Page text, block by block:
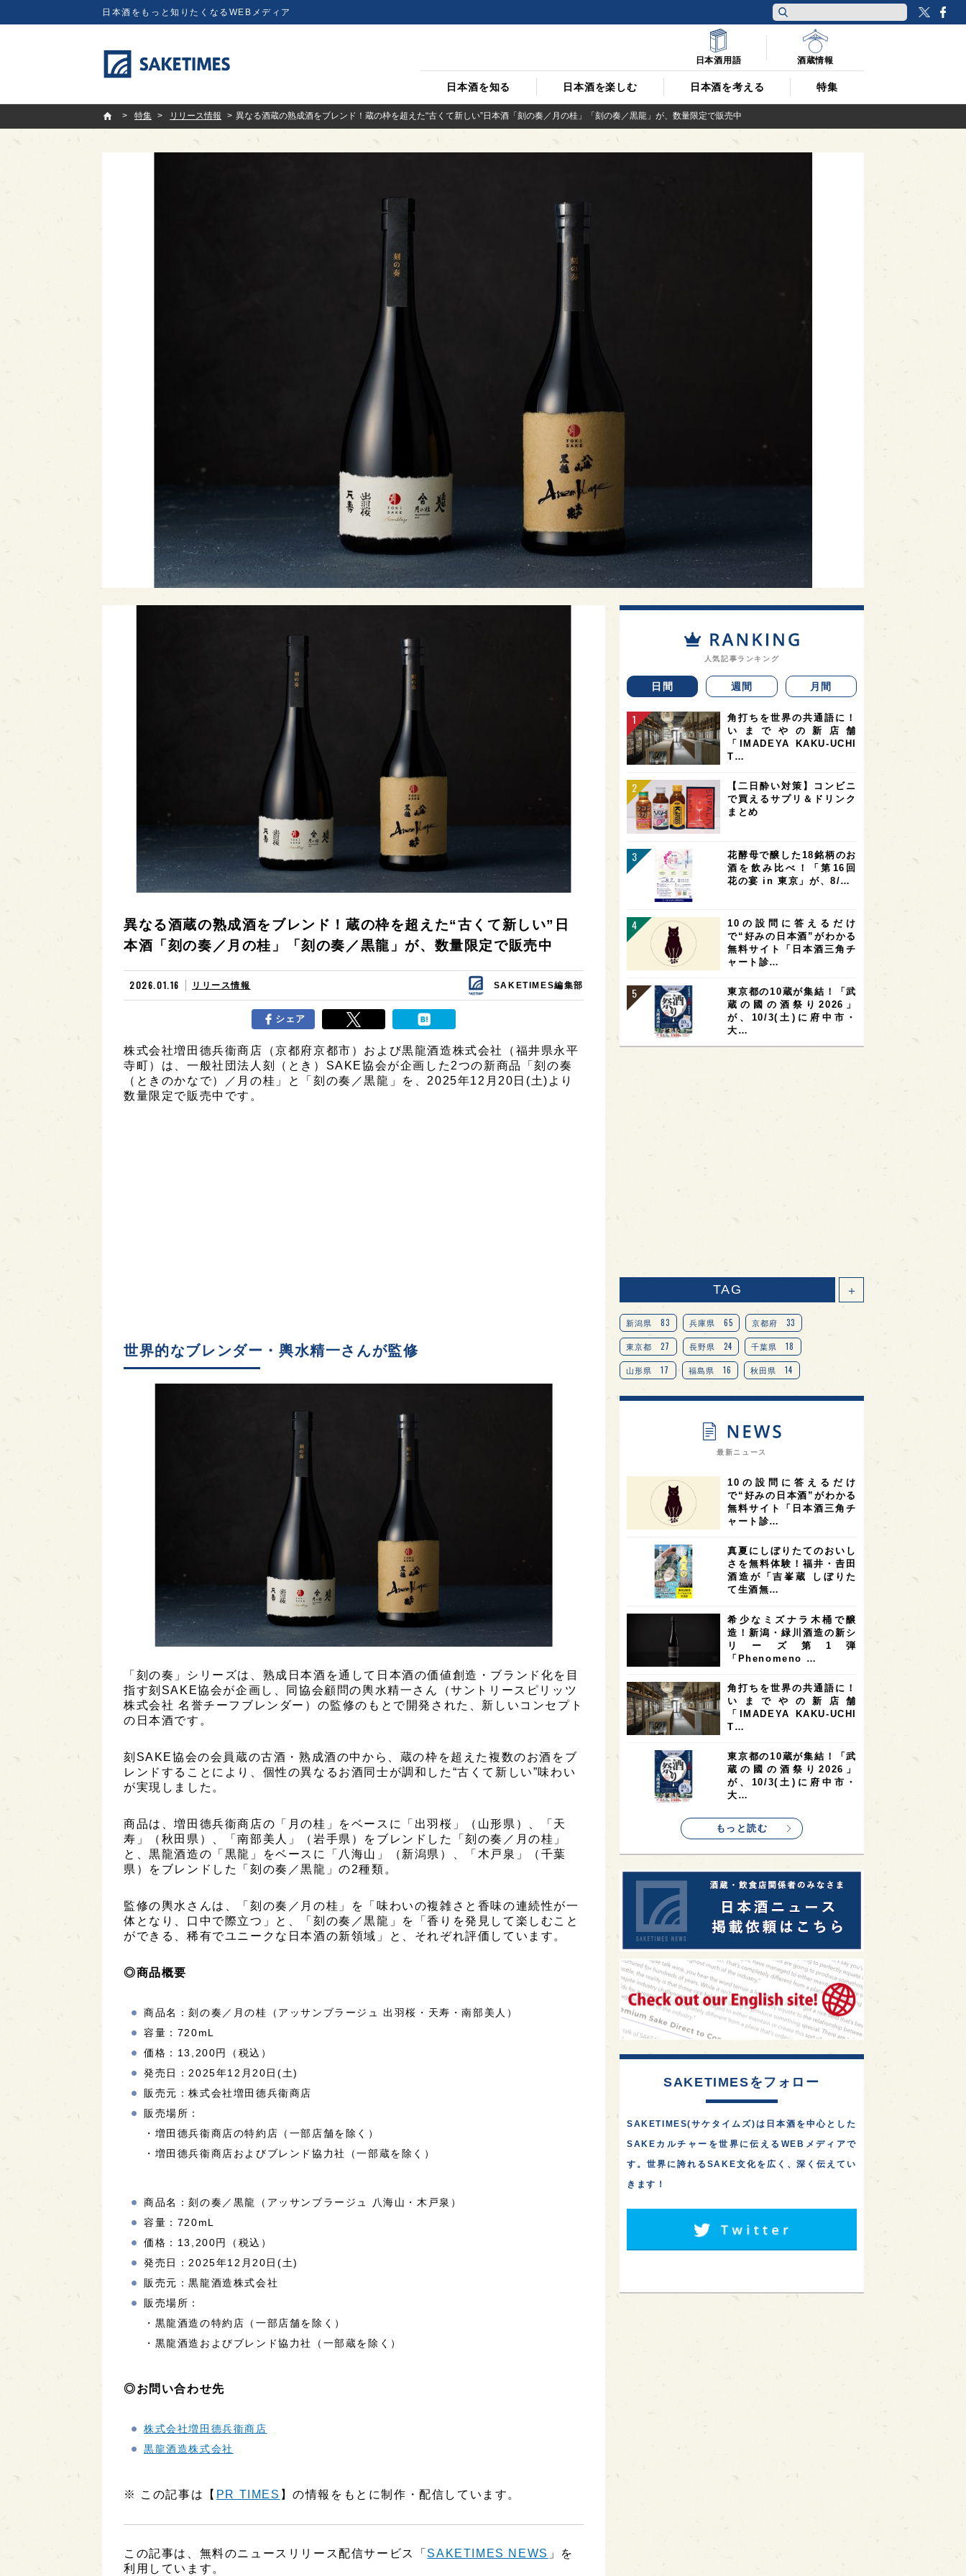
日本酒をもっと知りたくなるWEBメディア
日本酒を知る 日本酒を楽しむ 日本酒を考える 特集
日本酒用語 酒蔵情報
SAKETIMES
特集
リリース情報 異なる酒蔵の熟成酒をブレンド！蔵の枠を超えた“古くて新しい”日本酒「刻の奏／月の桂」「刻の奏／黒龍」が、数量限定で販売中
異なる酒蔵の熟成酒をブレンド！蔵の枠を超えた“古くて新しい”日
本酒「刻の奏／月の桂」「刻の奏／黒龍」が、数量限定で販売中
2026.01.16 リリース情報 SAKETIMES編集部
シェア
株式会社増田德兵衞商店（京都府京都市）および黒龍酒造株式会社（福井県永平
寺町）は、一般社団法人刻（とき）SAKE協会が企画した2つの新商品「刻の奏
（ときのかなで）／月の桂」と「刻の奏／黒龍」を、2025年12月20日(土)より
数量限定で販売中です。
世界的なブレンダー・輿水精一さんが監修
「刻の奏」シリーズは、熟成日本酒を通して日本酒の価値創造・ブランド化を目
指す刻SAKE協会が企画し、同協会顧問の輿水精一さん（サントリースピリッツ
株式会社 名誉チーフブレンダー）の監修のもとで開発された、新しいコンセプト
の日本酒です。
刻SAKE協会の会員蔵の古酒・熟成酒の中から、蔵の枠を超えた複数のお酒をブ
レンドすることにより、個性の異なるお酒同士が調和した“古くて新しい”味わい
が実現しました。
商品は、増田德兵衞商店の「月の桂」をベースに「出羽桜」（山形県）、「天
寿」（秋田県）、「南部美人」（岩手県）をブレンドした「刻の奏／月の桂」
と、黒龍酒造の「黒龍」をベースに「八海山」（新潟県）、「木戸泉」（千葉
県）をブレンドした「刻の奏／黒龍」の2種類。
監修の輿水さんは、「刻の奏／月の桂」を「味わいの複雑さと香味の連続性が一
体となり、口中で際立つ」と、「刻の奏／黒龍」を「香りを発見して楽しむこと
ができる、稀有でユニークな日本酒の新領域」と、それぞれ評価しています。
◎商品概要
商品名：刻の奏／月の桂（アッサンブラージュ 出羽桜・天寿・南部美人）
容量：720mL
価格：13,200円（税込）
発売日：2025年12月20日(土)
販売元：株式会社増田德兵衞商店
販売場所：
・増田德兵衞商店の特約店（一部店舗を除く）
・増田德兵衞商店およびブレンド協力社（一部蔵を除く）
商品名：刻の奏／黒龍（アッサンブラージュ 八海山・木戸泉）
容量：720mL
価格：13,200円（税込）
発売日：2025年12月20日(土)
販売元：黒龍酒造株式会社
販売場所：
・黒龍酒造の特約店（一部店舗を除く）
・黒龍酒造およびブレンド協力社（一部蔵を除く）
◎お問い合わせ先
株式会社増田德兵衞商店
黒龍酒造株式会社
※ この記事は【 PR TIMES 】の情報をもとに制作・配信しています。
この記事は、無料のニュースリリース配信サービス「 SAKETIMES NEWS 」を
利用しています。
人気記事ランキング
日間 週間 月間
角打ちを世界の共通語に！
いまでやの新店舗
「IMADEYA KAKU-UCHI
T…
【二日酔い対策】コンビニ
で買えるサプリ＆ドリンク
まとめ
花酵母で醸した18銘柄のお
酒を飲み比べ！「第16回
花の宴 in 東京」が、8/…
10の設問に答えるだけ
で“好みの日本酒”がわかる
無料サイト「日本酒三角チ
ャート診…
東京都の10蔵が集結！「武
蔵の國の酒祭り2026」
が、10/3(土)に府中市・
大…
TAG ＋
新潟県 83 兵庫県 65 京都府 33
東京都 27 長野県 24 千葉県 18
山形県 17 福島県 16 秋田県 14
愛知県 14 宮城県 14 岐阜県 13
オピニオンリーダーの視点 9
奈良県 滋賀県 7 和歌山県 6
富山県 6 フランス 6 高知県 5 島根県 5
4 アメリカ 4 神奈川県 4
4 三重県 大阪府 3
オーストラリア 台湾 2 アジア 2
SAKEの時代を生きる 静岡県 1 長崎県
全蔵めぐり 1 シンガポール 1 カナダ 1
群馬県 1 熊本県 徳島県
イギリス 1 ノルウェー 1 新宿区 1
歌舞伎町 1 1 鳥取県 1
saketimes_image_4
最新ニュース
10の設問に答えるだけ
で“好みの日本酒”がわかる
無料サイト「日本酒三角チ
ャート診…
真夏にしぼりたてのおいし
さを無料体験！福井・𠮷田
酒造が「吉峯蔵 しぼりた
て生酒無…
希少なミズナラ木桶で醸
造！新潟・緑川酒造の新シ
リーズ第1弾
「Phenomeno …
角打ちを世界の共通語に！
いまでやの新店舗
「IMADEYA KAKU-UCHI
T…
東京都の10蔵が集結！「武
蔵の國の酒祭り2026」
が、10/3(土)に府中市・
大…
もっと読む
SAKETIMESをフォロー
SAKETIMES(サケタイムズ)は日本酒を中心とした
SAKEカルチャーを世界に伝えるWEBメディアで
す。世界に誇れるSAKE文化を広く、深く伝えてい
きます！